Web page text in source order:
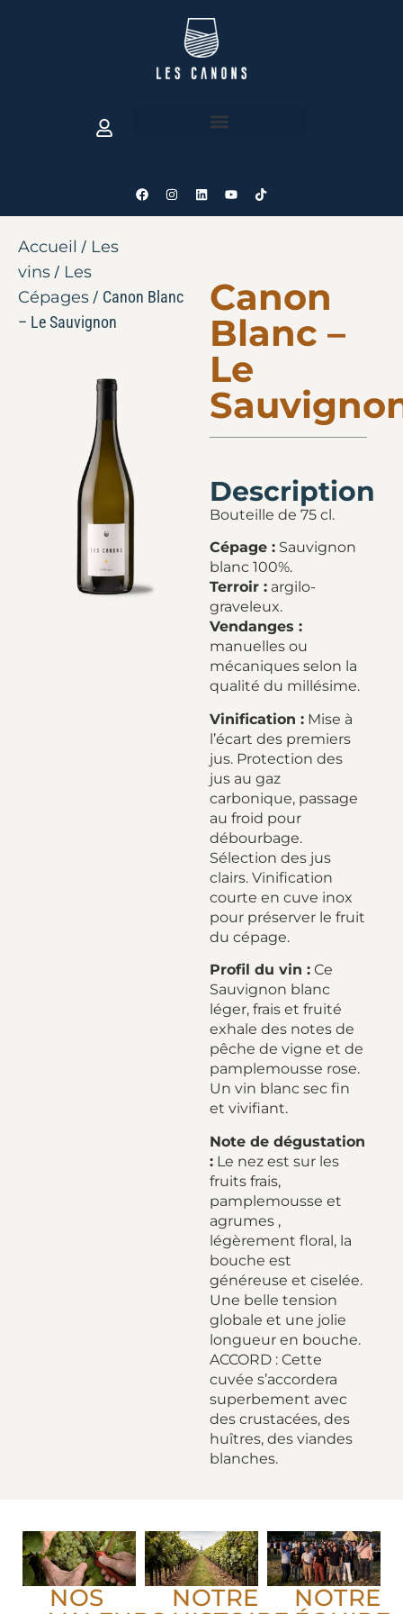
Accueil / Les
vins / Les
Cépages / Canon Blanc
– Le Sauvignon
Canon
Blanc –
Le
Description
Bouteille de 75 cl.
Cépage : Sauvignon
blanc 100%.
Terroir : argilo-
graveleux.
Vendanges :
manuelles ou
mécaniques selon la
qualité du millésime.
Vinification : Mise à
l’écart des premiers
jus. Protection des
jus au gaz
carbonique, passage
au froid pour
débourbage.
Sélection des jus
clairs. Vinification
courte en cuve inox
pour préserver le fruit
du cépage.
Profil du vin : Ce
Sauvignon blanc
léger, frais et fruité
exhale des notes de
pêche de vigne et de
pamplemousse rose.
Un vin blanc sec fin
et vivifiant.
Note de dégustation
: Le nez est sur les
fruits frais,
pamplemousse et
agrumes ,
légèrement floral, la
bouche est
généreuse et ciselée.
Une belle tension
globale et une jolie
longueur en bouche.
ACCORD : Cette
cuvée s’accordera
superbement avec
des crustacées, des
huîtres, des viandes
blanches.
NOS
NOTRE
NOTRE